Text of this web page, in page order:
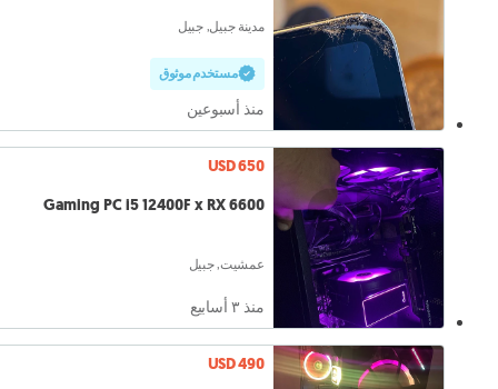
مدينة جبيل, جبيل
مستخدم موثوق
منذ أسبوعين
USD 650
Gaming PC i5 12400F x RX 6600
عمشيت, جبيل
منذ ٣ أسابيع
USD 490